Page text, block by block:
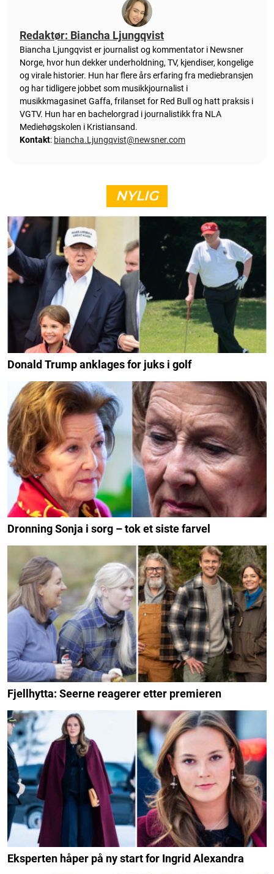
Redaktør: Biancha Ljungqvist
Biancha Ljungqvist er journalist og kommentator i Newsner
Norge, hvor hun dekker underholdning, TV, kjendiser, kongelige
og virale historier. Hun har flere års erfaring fra mediebransjen
og har tidligere jobbet som musikkjournalist i
musikkmagasinet Gaffa, frilanset for Red Bull og hatt praksis i
VGTV. Hun har en bachelorgrad i journalistikk fra NLA
Mediehøgskolen i Kristiansand.
Kontakt: biancha.Ljungqvist@newsner.com
NYLIG
Donald Trump anklages for juks i golf
Dronning Sonja i sorg – tok et siste farvel
Fjellhytta: Seerne reagerer etter premieren
Eksperten håper på ny start for Ingrid Alexandra